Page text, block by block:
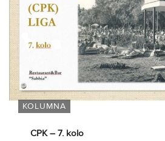
KOLUMNA
CPK – 7. kolo